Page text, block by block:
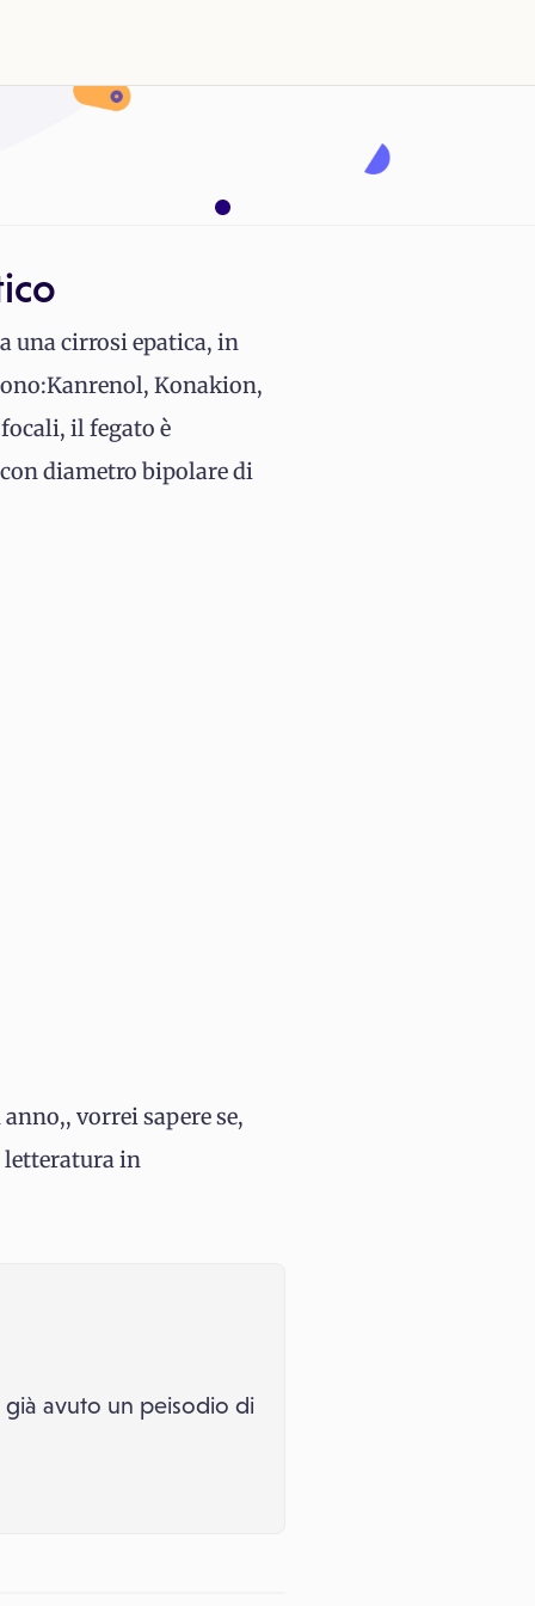
una cirrosi epatica, in
Konakion,
il fegato è
diametro bipolare di
vorrei sapere se,
letteratura in
già avuto un peisodio di